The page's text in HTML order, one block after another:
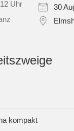
30
kompakt